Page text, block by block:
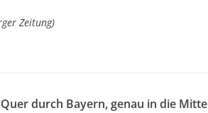
Zeitung)
Quer durch Bayern, genau in die Mitte